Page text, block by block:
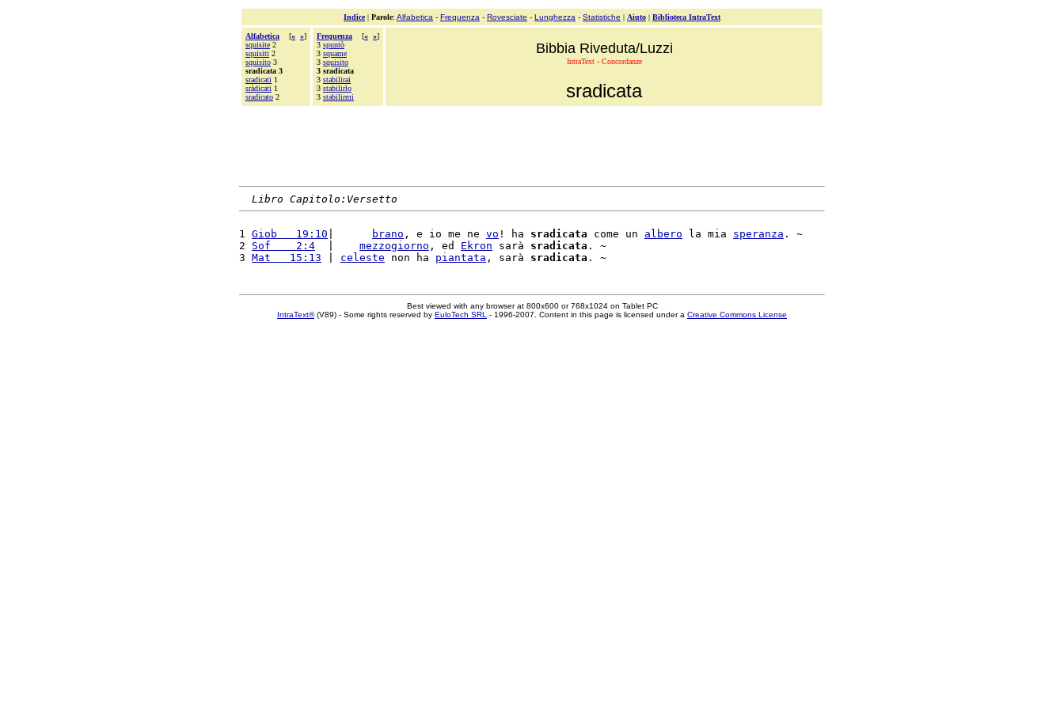
Indice| Parole: Alfabetica - Frequenza - Rovesciate - Lunghezza - Statistiche | Aiuto | Biblioteca IntraText
Alfabetica [« »]
squisite 2
squisiti 2
squisito 3
sradicata 3
sradicati 1
sràdicati 1
sradicato 2
Frequenza [« »]
3 spuntò
3 squame
3 squisito
3 sradicata
3 stabilirai
3 stabilirlo
3 stabilirmi
Bibbia Riveduta/Luzzi
IntraText - Concordanze
sradicata
Libro Capitolo:Versetto
1 Giob   19:10 brano , e io me ne vo ! ha sradicata come un albero la mia speranza . ~
2 Sof    2:4 mezzogiorno , ed Ekron sarà sradicata . ~
3 Mat   15:13 celeste non ha piantata , sarà sradicata
Best viewed with any browser at 800x600 or 768x1024 on Tablet PC
IntraText®(V89) - Some rights reserved by EuloTech SRL - 1996-2007. Content in this page is licensed under a Creative Commons License